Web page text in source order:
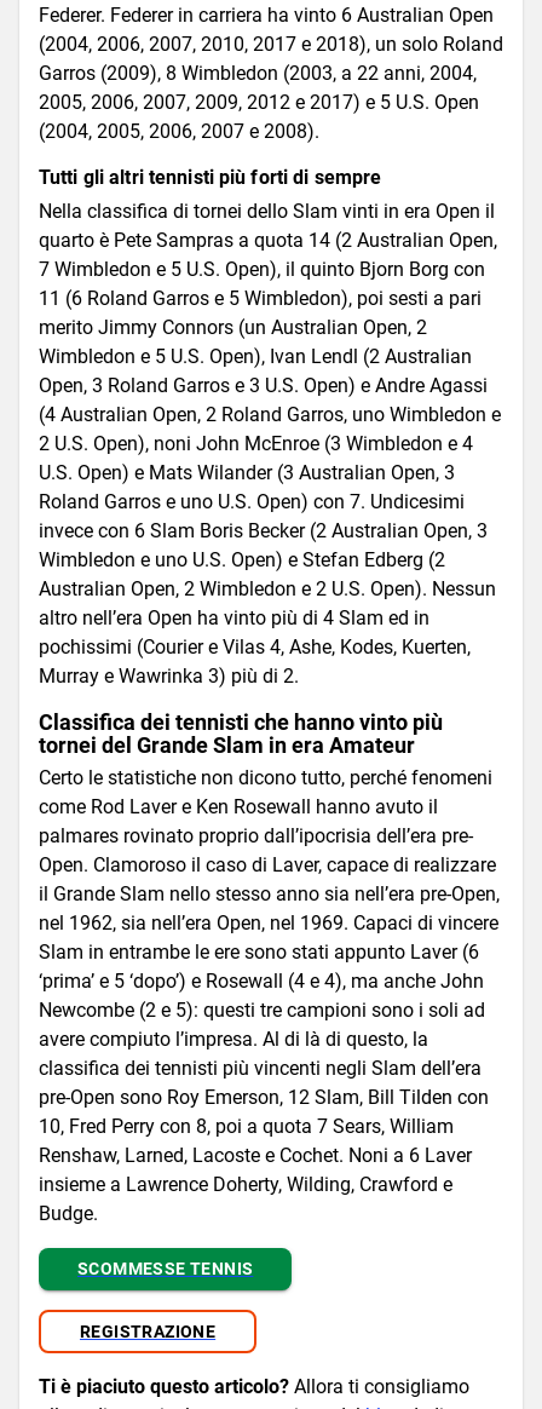
Federer. Federer in carriera ha vinto 6 Australian Open
(2004, 2006, 2007, 2010, 2017 e 2018), un solo Roland
Garros (2009), 8 Wimbledon (2003, a 22 anni, 2004,
2005, 2006, 2007, 2009, 2012 e 2017) e 5 U.S. Open
(2004, 2005, 2006, 2007 e 2008).
Tutti gli altri tennisti più forti di sempre
Nella classifica di tornei dello Slam vinti in era Open il
quarto è Pete Sampras a quota 14 (2 Australian Open,
7 Wimbledon e 5 U.S. Open), il quinto Bjorn Borg con
11 (6 Roland Garros e 5 Wimbledon), poi sesti a pari
merito Jimmy Connors (un Australian Open, 2
Wimbledon e 5 U.S. Open), Ivan Lendl (2 Australian
Open, 3 Roland Garros e 3 U.S. Open) e Andre Agassi
(4 Australian Open, 2 Roland Garros, uno Wimbledon e
2 U.S. Open), noni John McEnroe (3 Wimbledon e 4
U.S. Open) e Mats Wilander (3 Australian Open, 3
Roland Garros e uno U.S. Open) con 7. Undicesimi
invece con 6 Slam Boris Becker (2 Australian Open, 3
Wimbledon e uno U.S. Open) e Stefan Edberg (2
Australian Open, 2 Wimbledon e 2 U.S. Open). Nessun
altro nell’era Open ha vinto più di 4 Slam ed in
pochissimi (Courier e Vilas 4, Ashe, Kodes, Kuerten,
Murray e Wawrinka 3) più di 2.
Classifica dei tennisti che hanno vinto più
tornei del Grande Slam in era Amateur
Certo le statistiche non dicono tutto, perché fenomeni
come Rod Laver e Ken Rosewall hanno avuto il
palmares rovinato proprio dall’ipocrisia dell’era pre-
Open. Clamoroso il caso di Laver, capace di realizzare
il Grande Slam nello stesso anno sia nell’era pre-Open,
nel 1962, sia nell’era Open, nel 1969. Capaci di vincere
Slam in entrambe le ere sono stati appunto Laver (6
‘prima’ e 5 ‘dopo’) e Rosewall (4 e 4), ma anche John
Newcombe (2 e 5): questi tre campioni sono i soli ad
avere compiuto l’impresa. Al di là di questo, la
classifica dei tennisti più vincenti negli Slam dell’era
pre-Open sono Roy Emerson, 12 Slam, Bill Tilden con
10, Fred Perry con 8, poi a quota 7 Sears, William
Renshaw, Larned, Lacoste e Cochet. Noni a 6 Laver
insieme a Lawrence Doherty, Wilding, Crawford e
Budge.
SCOMMESSE TENNIS
REGISTRAZIONE
Ti è piaciuto questo articolo? Allora ti consigliamo